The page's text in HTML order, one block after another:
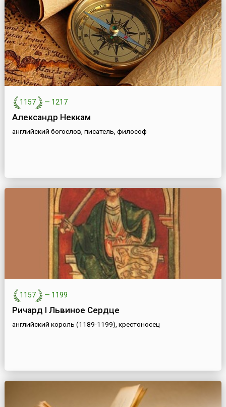
1157 — 1217
Александр Неккам
английский богослов, писатель, философ
1157 — 1199
Ричард I Львиное Сердце
английский король (1189-1199), крестоносец